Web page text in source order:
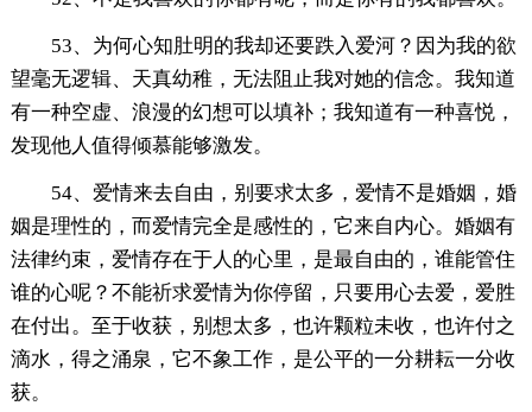
53、为何心知肚明的我却还要跌入爱河？因为我的欲
望毫无逻辑、天真幼稚，无法阻止我对她的信念。我知道
有一种空虚、浪漫的幻想可以填补；我知道有一种喜悦，
发现他人值得倾慕能够激发。
54、爱情来去自由，别要求太多，爱情不是婚姻，婚
姻是理性的，而爱情完全是感性的，它来自内心。婚姻有
法律约束，爱情存在于人的心里，是最自由的，谁能管住
谁的心呢？不能祈求爱情为你停留，只要用心去爱，爱胜
在付出。至于收获，别想太多，也许颗粒未收，也许付之
滴水，得之涌泉，它不象工作，是公平的一分耕耘一分收
获。